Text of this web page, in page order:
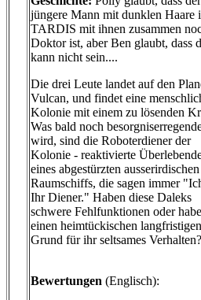
jüngere Mann mit dunklen Haare
TARDIS mit ihnen zusammen
Doktor ist, aber Ben glaubt, dass
kann nicht sein....
Die drei Leute landet auf den
Vulcan, und findet eine
Kolonie mit einem zu lösenden
Was bald noch
wird, sind die Roboterdiener der
Kolonie - reaktivierte
eines abgestürzten ausserirdischen
Raumschiffs, die sagen immer
Ihr Diener." Haben diese Daleks
schwere Fehlfunktionen oder
einen heimtückischen langfristigen
Grund für ihr seltsames Verhalten?
Bewertungen (Englisch):